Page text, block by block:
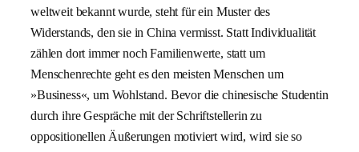
weltweit bekannt wurde, steht für ein Muster des
Widerstands, den sie in China vermisst. Statt Individualität
zählen dort immer noch Familienwerte, statt um
Menschenrechte geht es den meisten Menschen um
»Business«, um Wohlstand. Bevor die chinesische Studentin
durch ihre Gespräche mit der Schriftstellerin zu
oppositionellen Äußerungen motiviert wird, wird sie so